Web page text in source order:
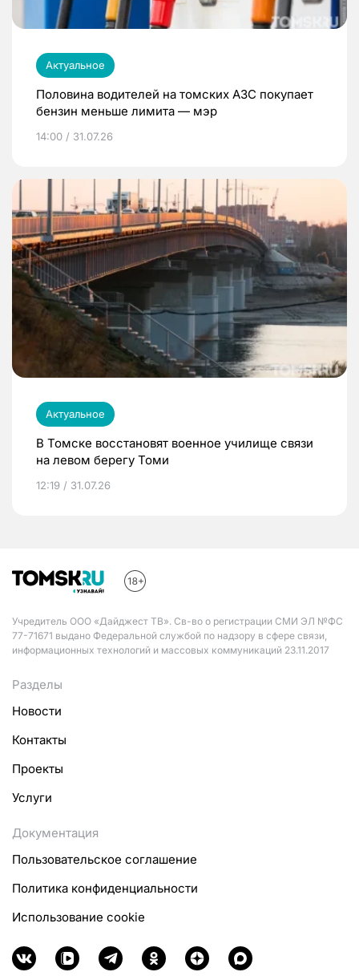
Актуальное
Половина водителей на томских АЗС покупает
бензин меньше лимита — мэр
14:00 / 31.07.26
Актуальное
В Томске восстановят военное училище связи
на левом берегу Томи
12:19 / 31.07.26
Учредитель ООО «Дайджест ТВ». Св-во о регистрации СМИ ЭЛ №ФС
77-71671 выдано Федеральной службой по надзору в сфере связи,
информационных технологий и массовых коммуникаций 23.11.2017
Разделы
Новости
Контакты
Проекты
Услуги
Документация
Пользовательское соглашение
Политика конфиденциальности
Использование cookie